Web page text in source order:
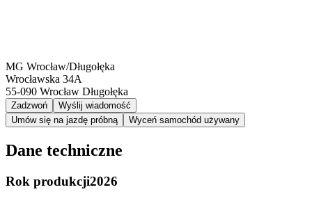
MG Wrocław/Długołęka
Wrocławska 34A
55-090 Wrocław Długołęka
Zadzwoń
Wyślij wiadomość
Umów się na jazdę próbną
Wyceń samochód używany
Dane techniczne
Rok produkcji2026